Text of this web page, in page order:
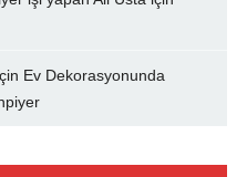
Ev Dekorasyonunda